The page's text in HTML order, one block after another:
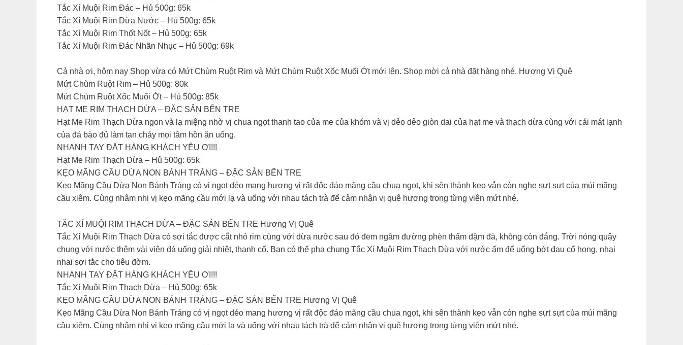
Tắc Xí Muội Rim Đác – Hủ 500g: 65k
Tắc Xí Muội Rim Dừa Nước – Hủ 500g: 65k
Tắc Xí Muội Rim Thốt Nốt – Hủ 500g: 65k
Tắc Xí Muội Rim Đác Nhãn Nhục – Hủ 500g: 69k
Cả nhà ơi, hôm nay Shop vừa có Mứt Chùm Ruột Rim và Mứt Chùm Ruột Xốc Muối Ớt mới lên. Shop mời cả nhà đặt hàng nhé. Hương Vị Quê
Mứt Chùm Ruột Rim – Hủ 500g: 80k
Mứt Chùm Ruột Xốc Muối Ớt – Hủ 500g: 85k
HẠT ME RIM THẠCH DỪA – ĐẶC SẢN BẾN TRE
Hạt Me Rim Thạch Dừa ngon và lạ miệng nhờ vị chua ngọt thanh tao của me của khóm và vị dẻo dẻo giòn dai của hạt me và thạch dừa cùng với cái mát lạnh
của đá bào đủ làm tan chảy mọi tâm hồn ăn uống.
NHANH TAY ĐẶT HÀNG KHÁCH YÊU ƠI!!!
Hạt Me Rim Thạch Dừa – Hủ 500g: 65k
KẸO MÃNG CẦU DỪA NON BÁNH TRÁNG – ĐẶC SẢN BẾN TRE
Kẹo Mãng Cầu Dừa Non Bánh Tráng có vị ngọt dẻo mang hương vị rất độc đáo mãng cầu chua ngọt, khi sên thành kẹo vẫn còn nghe sựt sựt của múi mãng
cầu xiêm. Cùng nhâm nhi vị kẹo mãng cầu mới lạ và uống với nhau tách trà để cảm nhận vị quê hương trong từng viên mứt nhé.
TẮC XÍ MUỘI RIM THẠCH DỪA – ĐẶC SẢN BẾN TRE Hương Vị Quê
Tắc Xí Muội Rim Thạch Dừa có sợi tắc được cắt nhỏ rim cùng với dừa nước sau đó đem ngâm đường phèn thấm đậm đà, không còn đắng. Trời nóng quậy
chung với nước thêm vài viên đá uống giải nhiệt, thanh cổ. Bạn có thể pha chung Tắc Xí Muội Rim Thạch Dừa với nước ấm để uống bớt đau cổ họng, nhai
nhai sợi tắc cho tiêu đờm.
NHANH TAY ĐẶT HÀNG KHÁCH YÊU ƠI!!!
Tắc Xí Muội Rim Thạch Dừa – Hủ 500g: 65k
KẸO MÃNG CẦU DỪA NON BÁNH TRÁNG – ĐẶC SẢN BẾN TRE Hương Vị Quê
Kẹo Mãng Cầu Dừa Non Bánh Tráng có vị ngọt dẻo mang hương vị rất độc đáo mãng cầu chua ngọt, khi sên thành kẹo vẫn còn nghe sựt sựt của múi mãng
cầu xiêm. Cùng nhâm nhi vị kẹo mãng cầu mới lạ và uống với nhau tách trà để cảm nhận vị quê hương trong từng viên mứt nhé.